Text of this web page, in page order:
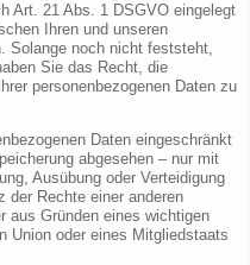
Art. 21 Abs. 1 DSGVO eingelegt
Ihren und unseren
Solange noch nicht feststeht,
Sie das Recht, die
personenbezogenen Daten zu
Daten eingeschränkt
abgesehen – nur mit
Ausübung oder Verteidigung
der Rechte einer anderen
aus Gründen eines wichtigen
Union oder eines Mitgliedstaats